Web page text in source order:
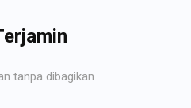
tanpa dibagikan